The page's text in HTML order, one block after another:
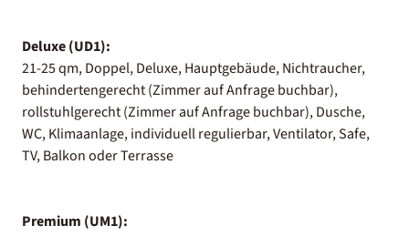
Deluxe (UD1):
21-25 qm, Doppel, Deluxe, Hauptgebäude, Nichtraucher,
behindertengerecht (Zimmer auf Anfrage buchbar),
rollstuhlgerecht (Zimmer auf Anfrage buchbar), Dusche,
WC, Klimaanlage, individuell regulierbar, Ventilator, Safe,
TV, Balkon oder Terrasse
Premium (UM1):